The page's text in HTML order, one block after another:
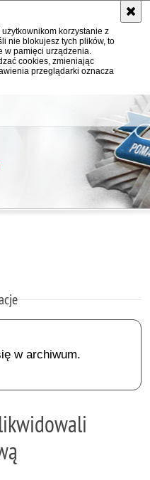
korzystanie z
nie blokujesz tych plików, to
w pamięci urządzenia.
cookies, zmieniając
przeglądarki oznacza
w archiwum.